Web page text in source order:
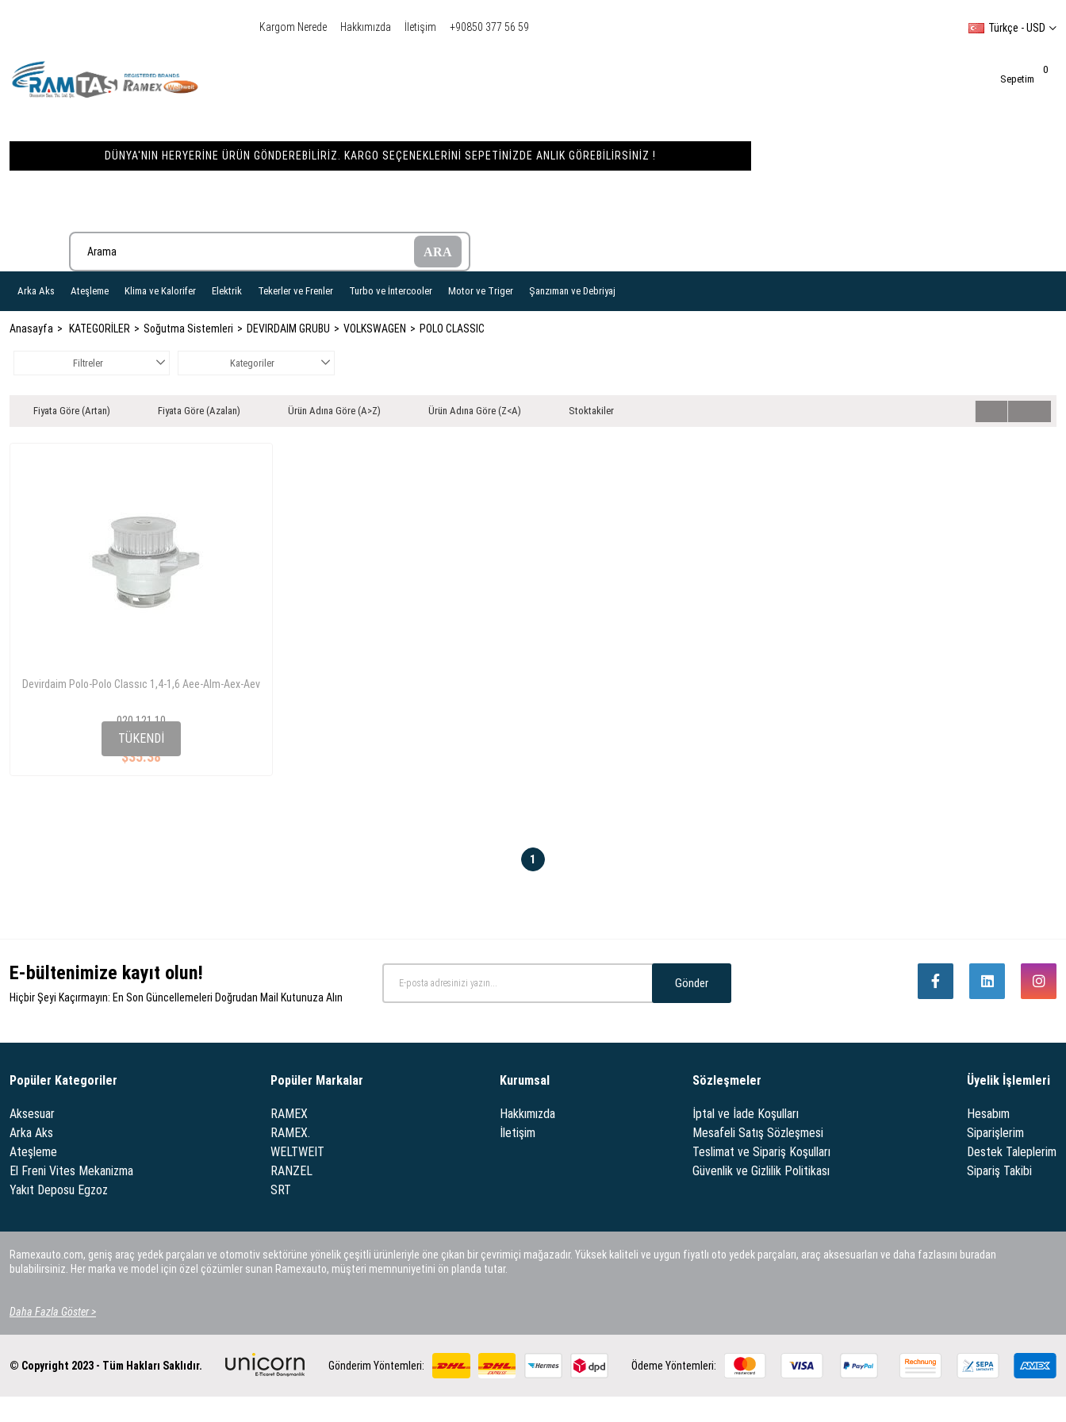
Kargom Nerede Hakkımızda İletişim +90850 377 56 59
DÜNYA'NIN HERYERINE ÜRÜN GÖNDEREBILIRIZ. KARGO SEÇENEKLERINI SEPETINIZDE ANLIK GÖREBILIRSINIZ !
Türkçe - USD
Sepetim
0
Arka Aks Ateşleme Klima ve Kalorifer Elektrik Tekerler ve Frenler Turbo ve İntercooler Motor ve Triger Şanzıman ve Debriyaj
Anasayfa KATEGORİLER Soğutma Sistemleri DEVIRDAIM GRUBU VOLKSWAGEN POLO CLASSIC
Filtreler Kategoriler
Fiyata Göre (Artan) Fiyata Göre (Azalan) Ürün Adına Göre (A>Z) Ürün Adına Göre (Z<A) Stoktakiler
TÜKENDI
Devirdaim Polo-Polo Classıc 1,4-1,6 Aee-Alm-Aex-Aev
020 121 10
$35.38
030 121 005 N
1
E-bültenimize kayıt olun!
Hiçbir Şeyi Kaçırmayın: En Son Güncellemeleri Doğrudan Mail Kutunuza Alın
Gönder
Popüler Kategoriler
Aksesuar
Arka Aks
Ateşleme
El Freni Vites Mekanizma
Yakıt Deposu Egzoz
Popüler Markalar
RAMEX
RAMEX.
WELTWEIT
RANZEL
SRT
Kurumsal
Hakkımızda
İletişim
Sözleşmeler
İptal ve İade Koşulları
Mesafeli Satış Sözleşmesi
Teslimat ve Sipariş Koşulları
Güvenlik ve Gizlilik Politikası
Üyelik İşlemleri
Hesabım
Siparişlerim
Destek Taleplerim
Sipariş Takibi
Ramexauto.com, geniş araç yedek parçaları ve otomotiv sektörüne yönelik çeşitli ürünleriyle öne çıkan bir çevrimiçi mağazadır. Yüksek kaliteli ve uygun fiyatlı oto yedek parçaları, araç aksesuarları ve daha fazlasını buradan
bulabilirsiniz. Her marka ve model için özel çözümler sunan Ramexauto, müşteri memnuniyetini ön planda tutar.
Daha Fazla Göster >
© Copyright 2023 - Tüm Hakları Saklıdır. Gönderim Yöntemleri: Ödeme Yöntemleri: